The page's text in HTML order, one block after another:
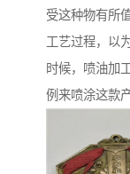
受这种物有所
工艺过程，以
时候，喷油加
例来喷涂这款